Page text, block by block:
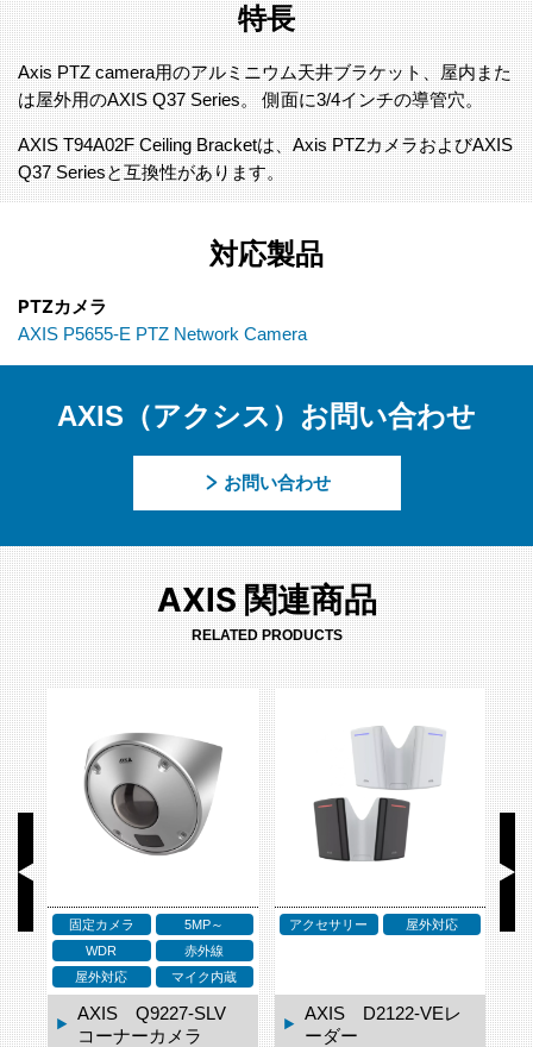
特長
Axis PTZ camera用のアルミニウム天井ブラケット、屋内また
は屋外用のAXIS Q37 Series。 側面に3/4インチの導管穴。
AXIS T94A02F Ceiling Bracketは、Axis PTZカメラおよびAXIS
Q37 Seriesと互換性があります。
対応製品
PTZカメラ
AXIS P5655-E PTZ Network Camera
AXIS（アクシス）お問い合わせ
お問い合わせ
AXIS 関連商品
RELATED PRODUCTS
固定カメラ
5MP～
WDR
赤外線
屋外対応
マイク内蔵
AXIS Q9227-SLV
コーナーカメラ
アクセサリー 屋外対応
AXIS D2122-VEレ
ーダー
ア
ネ